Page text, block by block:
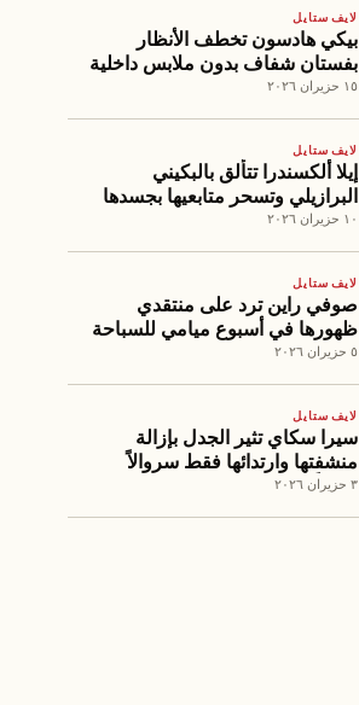
لايف ستايل
بيكي هادسون تخطف الأنظار
بفستان شفاف بدون ملابس داخلية
على متن يخت
١٥ حزيران ٢٠٢٦
لايف ستايل
إيلا ألكسندرا تتألق بالبكيني
البرازيلي وتسحر متابعيها بجسدها
الطبيعي
١٠ حزيران ٢٠٢٦
لايف ستايل
صوفي راين ترد على منتقدي
ظهورها في أسبوع ميامي للسباحة
٥ حزيران ٢٠٢٦
لايف ستايل
سيرا سكاي تثير الجدل بإزالة
منشفتها وارتدائها فقط سروالاً
داخلياً
٣ حزيران ٢٠٢٦